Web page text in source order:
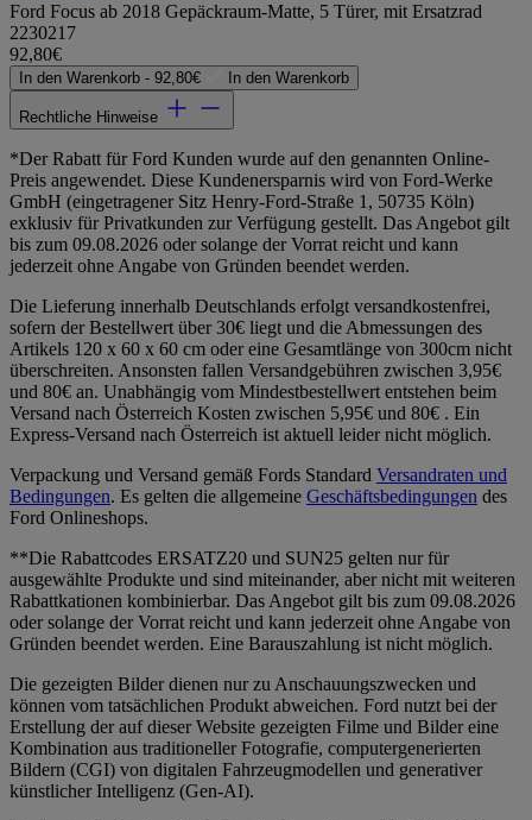
Ford Focus ab 2018 Gepäckraum-Matte, 5 Türer, mit Ersatzrad
2230217
92,80€
In den Warenkorb - 92,80€ In den Warenkorb
Rechtliche Hinweise
*Der Rabatt für Ford Kunden wurde auf den genannten Online-
Preis angewendet. Diese Kundenersparnis wird von Ford-Werke
GmbH (eingetragener Sitz Henry-Ford-Straße 1, 50735 Köln)
exklusiv für Privatkunden zur Verfügung gestellt. Das Angebot gilt
bis zum 09.08.2026 oder solange der Vorrat reicht und kann
jederzeit ohne Angabe von Gründen beendet werden.
Die Lieferung innerhalb Deutschlands erfolgt versandkostenfrei,
sofern der Bestellwert über 30€ liegt und die Abmessungen des
Artikels 120 x 60 x 60 cm oder eine Gesamtlänge von 300cm nicht
überschreiten. Ansonsten fallen Versandgebühren zwischen 3,95€
und 80€ an. Unabhängig vom Mindestbestellwert entstehen beim
Versand nach Österreich Kosten zwischen 5,95€ und 80€ . Ein
Express-Versand nach Österreich ist aktuell leider nicht möglich.
Verpackung und Versand gemäß Fords Standard Versandraten und
Bedingungen. Es gelten die allgemeine Geschäftsbedingungen des
Ford Onlineshops.
**Die Rabattcodes ERSATZ20 und SUN25 gelten nur für
ausgewählte Produkte und sind miteinander, aber nicht mit weiteren
Rabattkationen kombinierbar. Das Angebot gilt bis zum 09.08.2026
oder solange der Vorrat reicht und kann jederzeit ohne Angabe von
Gründen beendet werden. Eine Barauszahlung ist nicht möglich.
Die gezeigten Bilder dienen nur zu Anschauungszwecken und
können vom tatsächlichen Produkt abweichen. Ford nutzt bei der
Erstellung der auf dieser Website gezeigten Filme und Bilder eine
Kombination aus traditioneller Fotografie, computergenerierten
Bildern (CGI) von digitalen Fahrzeugmodellen und generativer
künstlicher Intelligenz (Gen-AI).